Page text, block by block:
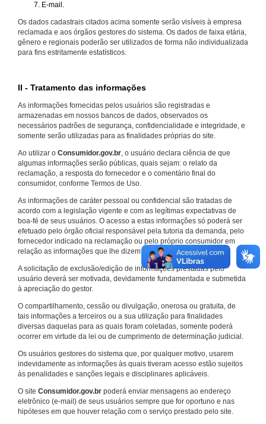
E-mail.
Os dados cadastrais citados acima somente serão visíveis à empresa
reclamada e aos órgãos gestores do sistema. Os dados de faixa etária,
gênero e regionais poderão ser utilizados de forma não individualizada
para fins estritamente estatísticos.
II - Tratamento das informações
As informações fornecidas pelos usuários são registradas e
armazenadas em nossos bancos de dados, observados os
necessários padrões de segurança, confidencialidade e integridade, e
somente serão utilizadas para as finalidades próprias do site.
Ao utilizar o Consumidor.gov.br, o usuário declara ciência de que
algumas informações serão públicas, quais sejam: o relato da
reclamação, a resposta do fornecedor e o comentário final do
consumidor, conforme Termos de Uso.
As informações de caráter pessoal ou confidencial são tratadas de
acordo com a legislação vigente e com as legítimas expectativas de
boa-fé de seus usuários. O acesso a estas informações só poderá ser
efetuado pelo órgão oficial responsável pela tutoria da demanda, pelo
fornecedor indicado na reclamação ou pelo próprio consumidor em
relação as informações que lhe dizem respeito.
A solicitação de exclusão/edição de informações prestadas pelo
usuário deverá ser motivada, devidamente fundamentada e submetida
à apreciação do gestor.
O compartilhamento, cessão ou divulgação, onerosa ou gratuita, de
tais informações a terceiros ou a sua utilização para finalidades
diversas daquelas para as quais foram coletadas, somente poderá
ocorrer em virtude da lei ou de cumprimento de determinação judicial.
Os usuários gestores do sistema que, por qualquer motivo, usarem
indevidamente as informações às quais tiveram acesso estão sujeitos
às penalidades e sanções legais e disciplinares aplicáveis.
O site Consumidor.gov.br poderá enviar mensagens ao endereço
eletrônico (e-mail) de seus usuários sempre que for oportuno e nas
hipóteses em que houver relação com o serviço prestado pelo site.